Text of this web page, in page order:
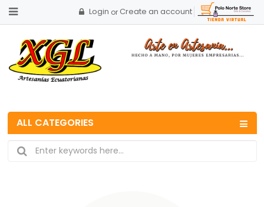
Login or Create an account
ALL CATEGORIES